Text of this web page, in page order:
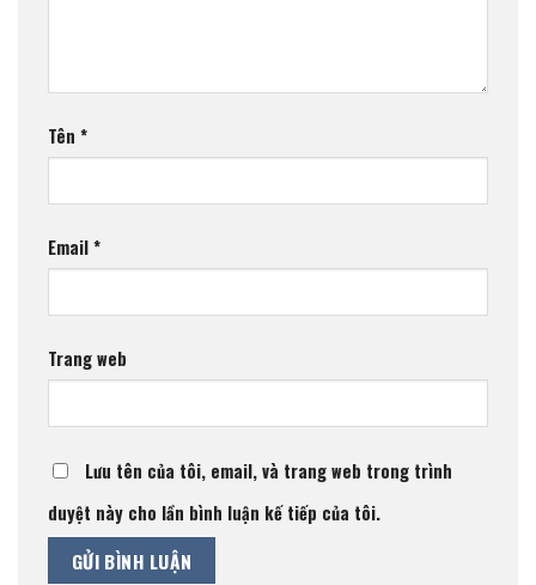
Tên *
Email*
Trang web
Lưu tên của tôi, email, và trang web trong trình
duyệt này cho lần bình luận kế tiếp của tôi.